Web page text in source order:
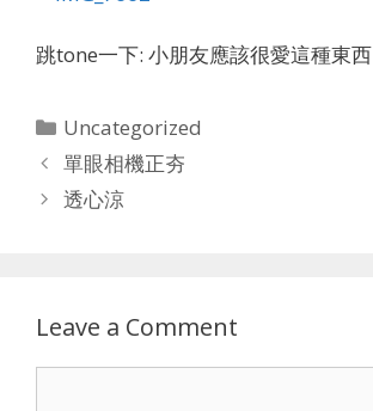
跳tone一下: 小朋友應該很愛這種東西
Categories
Uncategorized
單眼相機正夯
透心涼
Leave a Comment